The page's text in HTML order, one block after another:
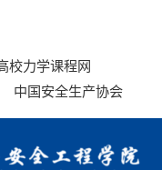
校力学课程网
中国安全生产协会